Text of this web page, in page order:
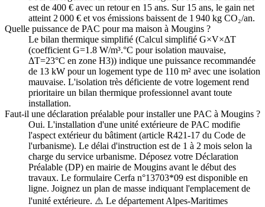
est de 400 € avec un retour en 15 ans. Sur 15 ans, le gain net
atteint 2 000 € et vos émissions baissent de 1 940 kg CO₂/an.
Quelle puissance de PAC pour ma maison à Mougins ?
Le bilan thermique simplifié (Calcul simplifié G×V×ΔT
(coefficient G=1.8 W/m³.°C pour isolation mauvaise,
ΔT=23°C en zone H3)) indique une puissance recommandée
de 13 kW pour un logement type de 110 m² avec une isolation
mauvaise. L'isolation très déficiente de votre logement rend
prioritaire un bilan thermique professionnel avant toute
installation.
Faut-il une déclaration préalable pour installer une PAC à Mougins ?
Oui. L'installation d'une unité extérieure de PAC modifie
l'aspect extérieur du bâtiment (article R421-17 du Code de
l'urbanisme). Le délai d'instruction est de 1 à 2 mois selon la
charge du service urbanisme. Déposez votre Déclaration
Préalable (DP) en mairie de Mougins avant le début des
travaux. Le formulaire Cerfa n°13703*09 est disponible en
ligne. Joignez un plan de masse indiquant l'emplacement de
l'unité extérieure. ⚠️ Le département Alpes-Maritimes